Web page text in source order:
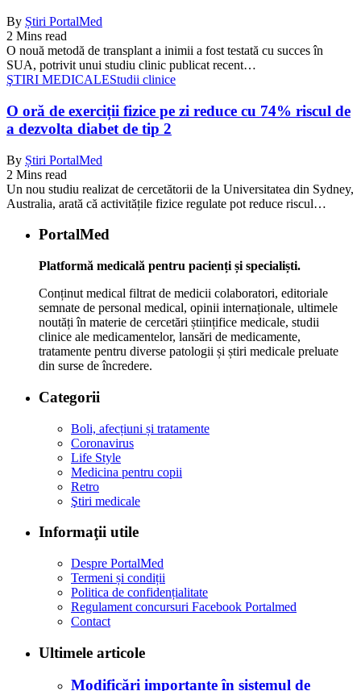
By Știri PortalMed
2 Mins read
O nouă metodă de transplant a inimii a fost testată cu succes în
SUA, potrivit unui studiu clinic publicat recent…
ŞTIRI MEDICALEStudii clinice
O oră de exerciții fizice pe zi reduce cu 74% riscul de
a dezvolta diabet de tip 2
By Știri PortalMed
2 Mins read
Un nou studiu realizat de cercetătorii de la Universitatea din Sydney,
Australia, arată că activitățile fizice regulate pot reduce riscul…
PortalMed
Platformă medicală pentru pacienți și specialiști.
Conținut medical filtrat de medicii colaboratori, editoriale
semnate de personal medical, opinii internaționale, ultimele
noutăți în materie de cercetări științifice medicale, studii
clinice ale medicamentelor, lansări de medicamente,
tratamente pentru diverse patologii și știri medicale preluate
din surse de încredere.
Categorii
Boli, afecțiuni și tratamente
Coronavirus
Life Style
Medicina pentru copii
Retro
Ştiri medicale
Informaţii utile
Despre PortalMed
Termeni și condiții
Politica de confidențialitate
Regulament concursuri Facebook Portalmed
Contact
Ultimele articole
Modificări importante în sistemul de